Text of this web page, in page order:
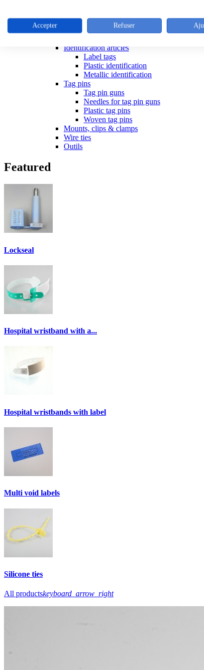
Colliers inox
Outillage colliers metalliques
Identification articles
Label tags
Plastic identification
Metallic identification
Tag pins
Tag pin guns
Needles for tag pin guns
Plastic tag pins
Woven tag pins
Mounts, clips & clamps
Wire ties
Outils
Featured
Lockseal
Hospital wristband with a...
Hospital wristbands with label
Multi void labels
Silicone ties
All productskeyboard_arrow_right
Accepter Refuser